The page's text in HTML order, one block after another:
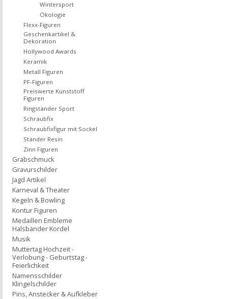
Wintersport
Ökologie
Flexx-Figuren
Geschenkartikel &
Dekoration
Hollywood Awards
Keramik
Metall Figuren
PF-Figuren
Preiswerte Kunststoff
Figuren
Ringständer Sport
Schraubfix
Schraubfixfigur mit Sockel
Ständer Resin
Zinn Figuren
Grabschmuck
Gravurschilder
Jagd Artikel
Karneval & Theater
Kegeln & Bowling
Kontur Figuren
Medaillen Embleme
Halsbänder Kordel
Musik
Muttertag Hochzeit -
Verlobung - Geburtstag -
Feierlichkeit
Namensschilder
Klingelschilder
Pins, Anstecker & Aufkleber